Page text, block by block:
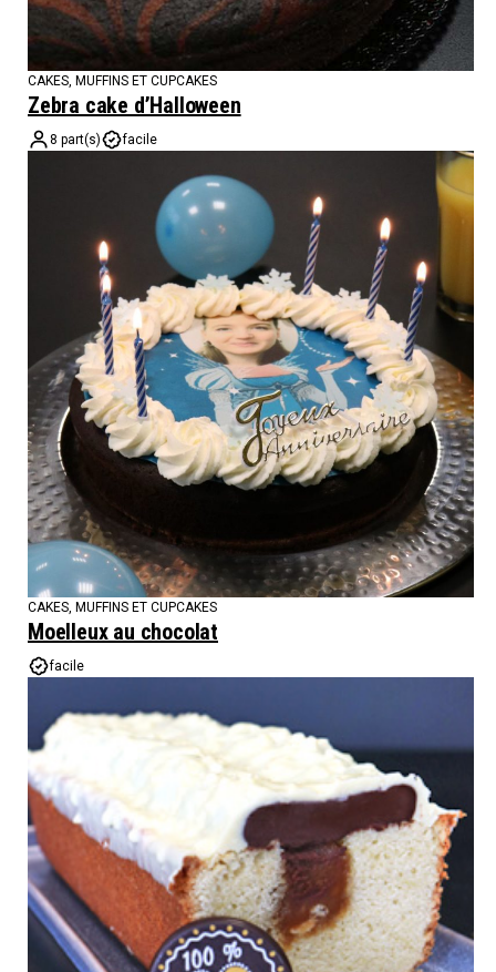
CAKES, MUFFINS ET CUPCAKES
Zebra cake d’Halloween
8 part(s) facile
CAKES, MUFFINS ET CUPCAKES
Moelleux au chocolat
facile